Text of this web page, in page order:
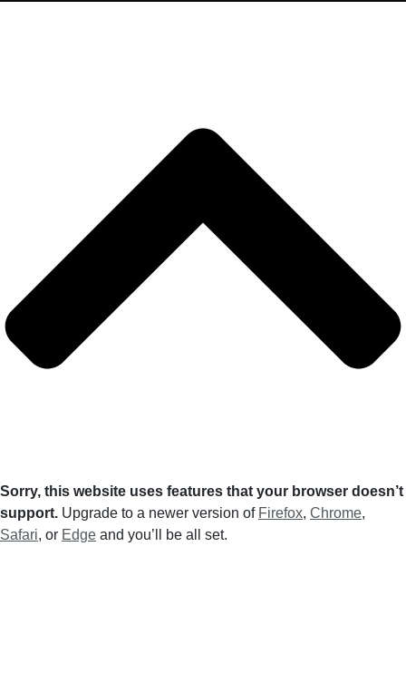
Sorry, this website uses features that your browser doesn’t
support. Upgrade to a newer version of Firefox, Chrome,
Safari, or Edge and you’ll be all set.